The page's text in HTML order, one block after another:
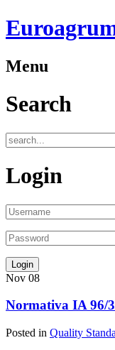
Menu
Search
Login
Nov 08
Normativa IA 96/
Posted in Quality